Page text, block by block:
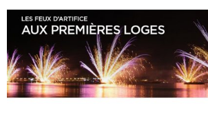
« Dr Wertham / L’homme qui étudia les tueurs en série » - Un Métier à Risque !
Assassin's Creed Black Flag Resynced
« Le Vent dand les Saules » - Une Belle Histoire !